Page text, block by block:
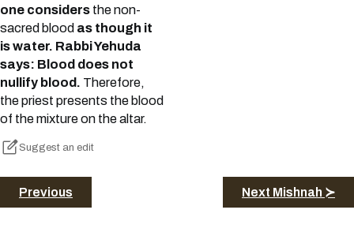
one considers the non-
sacred blood as though it
is water. Rabbi Yehuda
says: Blood does not
nullify blood. Therefore,
the priest presents the blood
of the mixture on the altar.
Suggest an edit
Previous Next Mishnah ≻